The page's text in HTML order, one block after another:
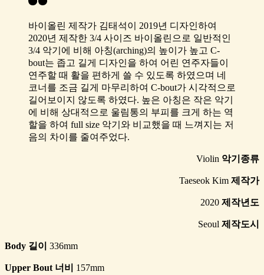
바이올린 제작가 김태석이 2019년 디자인하여
2020년 제작한 3/4 사이즈 바이올린으로 일반적인
3/4 악기에 비해 아칭(arching)의 높이가 높고 C-
bout는 좁고 길게 디자인을 하여 어린 연주자들이
연주할 때 활을 편하게 쓸 수 있도록 하였으며 네
코너를 조금 길게 마무리하여 C-bout가 시각적으로
길어보이지 않도록 하였다. 높은 아칭은 작은 악기
에 비해 상대적으로 울림통의 부피를 크게 하는 역
할을 하여 full size 악기와 비교했을 때 느껴지는 저
음의 차이를 줄여주었다.
Violin 악기종류
Taeseok Kim 제작가
2020 제작년도
Seoul 제작도시
Body 길이 336mm
Upper Bout 너비 157mm